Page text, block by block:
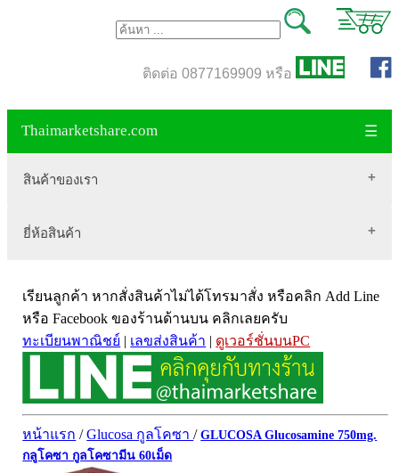
ติดต่อ 0877169909 หรือ
Thaimarketshare.com ☰
สินค้าของเรา
สินค้าขายดี
สมุนไพรไทย
เครื่องดื่มกาแฟ
น้ำหนัก
ขนาด อกสตรี
ผิวพรรณ-กลูต้า
ริ้วรอย
แผลเป็น หลุมสิว
ยี่ห้อสินค้า
Biogrow
Blackmores
VitaHealth
Mega we care
Vistra วิสทร้า
DQ Primary Care
Maxxlife WellGate
เรียนลูกค้า หากสั่งสินค้าไม่ได้โทรมาสั่ง หรือคลิก Add Line
หรือ Facebook ของร้านด้านบน คลิกเลยครับ
ทะเบียนพาณิชย์ | เลขส่งสินค้า | ดูเวอร์ชั่นบนPC
หน้าแรก /Glucosa กูลโคซา/GLUCOSA Glucosamine 750mg.
กลูโคซา กูลโคซามีน 60เม็ด